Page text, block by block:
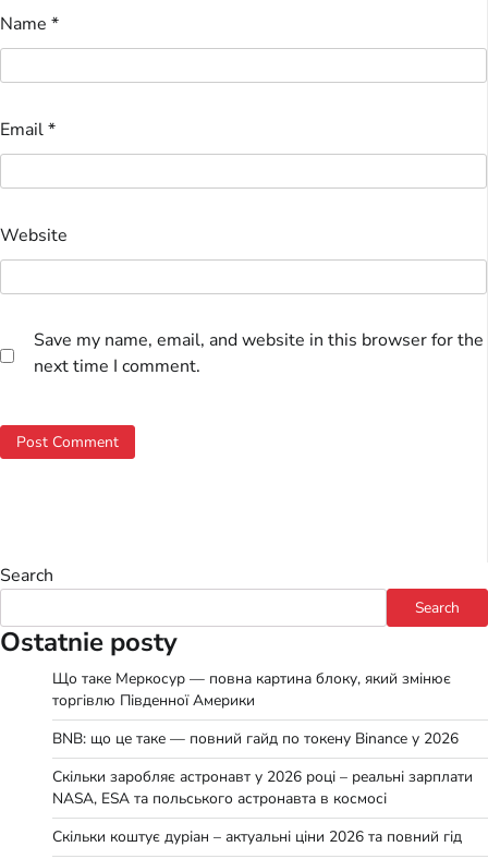
Name *
Email*
Website
Save my name, email, and website in this browser for the
next time I comment.
Search
Search
Ostatnie posty
Що таке Меркосур — повна картина блоку, який змінює
торгівлю Південної Америки
BNB: що це таке — повний гайд по токену Binance у 2026
Скільки заробляє астронавт у 2026 році – реальні зарплати
NASA, ESA та польського астронавта в космосі
Скільки коштує дуріан – актуальні ціни 2026 та повний гід